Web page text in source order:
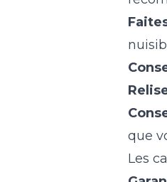
que
Les